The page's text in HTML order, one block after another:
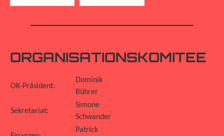
ORGANISATIONSKOMITEE
OK-Präsident:
Dominik
Bührer
Sekretariat:
Simone
Schwander
Patrick